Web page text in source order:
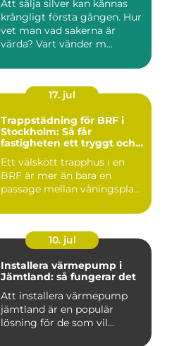
Att sälja silver kan kännas
krångligt första gången. Hur
vet man vad sakerna är
värda? Vart vänder m...
17. jul
Trappstädning för BRF i
Stockholm: Så får
fastigheten ett tryggt och
Ett välskött trapphus i en
BRF är mer än bara en
passage mellan våningspla...
10. jul
Installera värmepump i
Jämtland: så fungerar det
Att installera värmepump
jämtland är en populär
lösning för de som vil...